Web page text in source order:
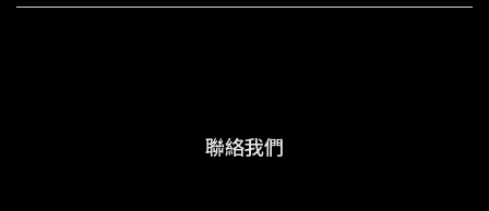
聯絡我們